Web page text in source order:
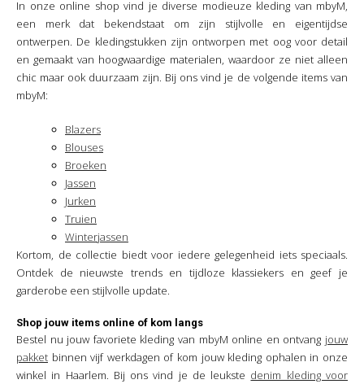
In onze online shop vind je diverse modieuze kleding van mbyM,
een merk dat bekendstaat om zijn stijlvolle en eigentijdse
ontwerpen. De kledingstukken zijn ontworpen met oog voor detail
en gemaakt van hoogwaardige materialen, waardoor ze niet alleen
chic maar ook duurzaam zijn. Bij ons vind je de volgende items van
mbyM:
Blazers
Blouses
Broeken
Jassen
Jurken
Truien
Winterjassen
Kortom, de collectie biedt voor iedere gelegenheid iets speciaals.
Ontdek de nieuwste trends en tijdloze klassiekers en geef je
garderobe een stijlvolle update.
Shop jouw items online of kom langs
Bestel nu jouw favoriete kleding van mbyM online en ontvang jouw
pakket binnen vijf werkdagen of kom jouw kleding ophalen in onze
winkel in Haarlem. Bij ons vind je de leukste denim kleding voor